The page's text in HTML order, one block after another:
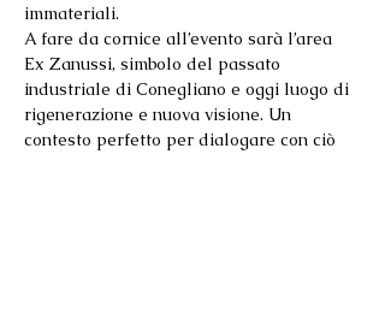
immateriali.
A fare da cornice all’evento sarà l’area
Ex Zanussi, simbolo del passato
industriale di Conegliano e oggi luogo di
rigenerazione e nuova visione. Un
contesto perfetto per dialogare con ciò